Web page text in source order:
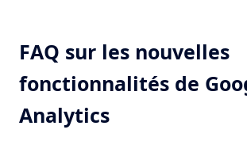
FAQ sur les nouvelles
fonctionnalités de
Analytics